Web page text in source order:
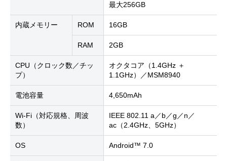
最大256GB
内蔵メモリー ROM 16GB
RAM 2GB
CPU（クロック数／チッ
プ）
オクタコア（1.4GHz ＋
1.1GHz）／MSM8940
電池容量 4,650mAh
Wi-Fi（対応規格、周波
数）
IEEE 802.11 a／b／g／n／
ac（2.4GHz、5GHz）
OS Android™ 7.0